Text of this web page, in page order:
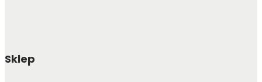
Sklep